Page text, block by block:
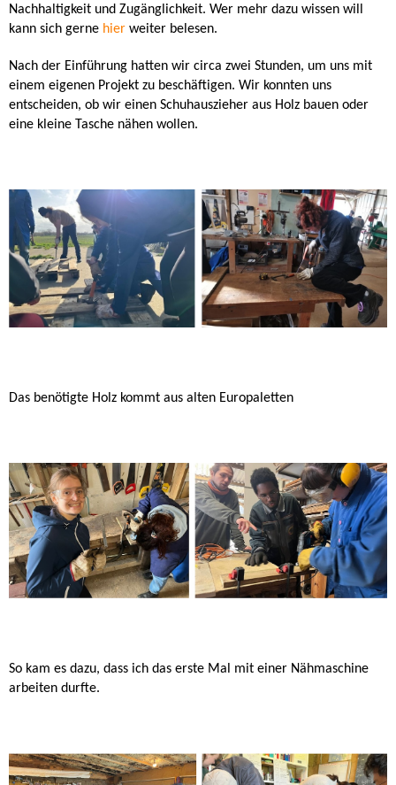
Nachhaltigkeit und Zugänglichkeit. Wer mehr dazu wissen will
kann sich gerne hier weiter belesen.
Nach der Einführung hatten wir circa zwei Stunden, um uns mit
einem eigenen Projekt zu beschäftigen. Wir konnten uns
entscheiden, ob wir einen Schuhauszieher aus Holz bauen oder
eine kleine Tasche nähen wollen.
Das benötigte Holz kommt aus alten Europaletten
So kam es dazu, dass ich das erste Mal mit einer Nähmaschine
arbeiten durfte.